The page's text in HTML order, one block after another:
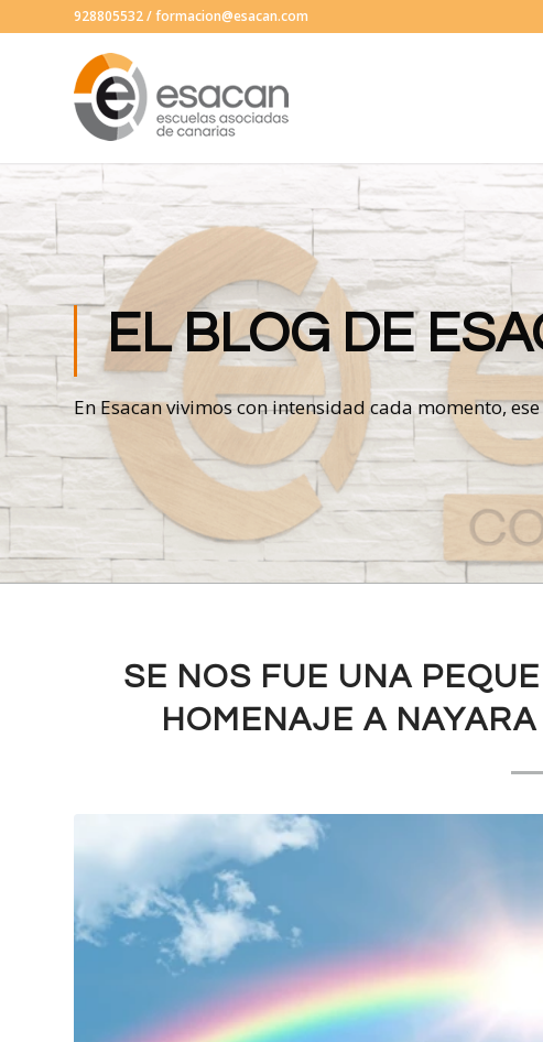
928805532/formacion@esacan.com
EL BLOG DE
En Esacan vivimos con intensidad cada momento,
SE NOS FUE UNA
HOMENAJE A